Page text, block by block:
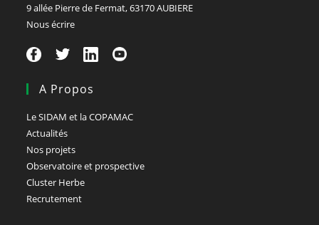
9 allée Pierre de Fermat, 63170 AUBIERE
Nous écrire
A Propos
Le SIDAM et la COPAMAC
Actualités
Nos projets
Observatoire et prospective
Cluster Herbe
Recrutement